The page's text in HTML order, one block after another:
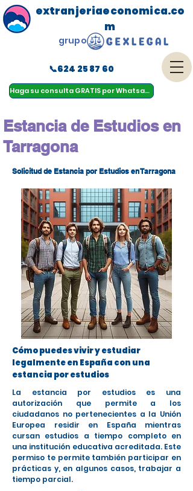
Haga su consulta GRATIS por Whatsapp
menu
extranjeriaeconomica.co
m
📞624 25 87 60
grupo
Estancia de Estudios en
Tarragona
Solicitud de Estancia por Estudios en Tarragona
Cómo puedes vivir y estudiar
legalmente en España con una
estancia por estudios
La estancia por estudios es una
autorización que permite a los
ciudadanos no pertenecientes a la Unión
Europea residir en España mientras
cursan estudios a tiempo completo en
una institución educativa acreditada. Este
permiso te permite también participar en
prácticas y, en algunos casos, trabajar a
tiempo parcial.